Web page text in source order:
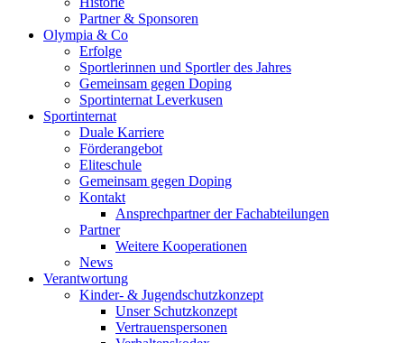
Partner & Sponsoren
Olympia & Co
Erfolge
Sportlerinnen und Sportler des Jahres
Gemeinsam gegen Doping
Sportinternat Leverkusen
Sportinternat
Duale Karriere
Förderangebot
Eliteschule
Gemeinsam gegen Doping
Kontakt
Ansprechpartner der Fachabteilungen
Partner
Weitere Kooperationen
News
Verantwortung
Kinder- & Jugendschutzkonzept
Unser Schutzkonzept
Vertrauenspersonen